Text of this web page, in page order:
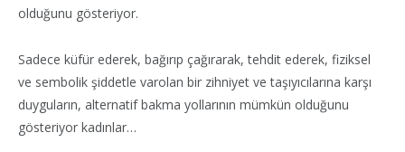
olduğunu gösteriyor.
Sadece küfür ederek, bağırıp çağırarak, tehdit ederek, fiziksel
ve sembolik şiddetle varolan bir zihniyet ve taşıyıcılarına karşı
duyguların, alternatif bakma yollarının mümkün olduğunu
gösteriyor kadınlar…